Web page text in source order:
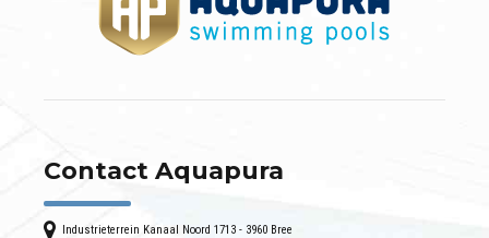
Contact Aquapura
Industrieterrein Kanaal Noord 1713 - 3960 Bree